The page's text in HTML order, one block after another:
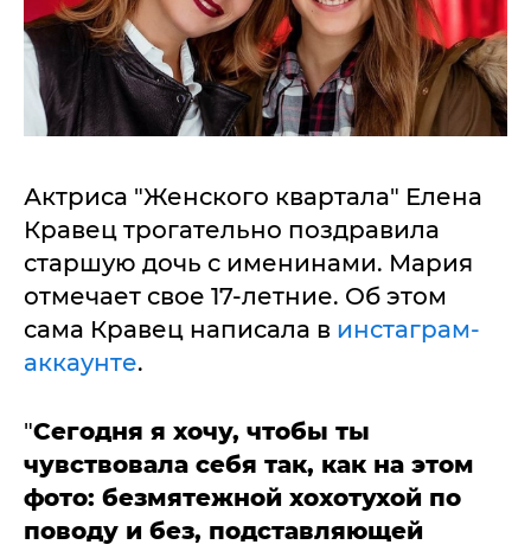
Актриса "Женского квартала" Елена
Кравец трогательно поздравила
старшую дочь с именинами. Мария
отмечает свое 17-летние. Об этом
сама Кравец написала в инстаграм-
аккаунте.
"Сегодня я хочу, чтобы ты
чувствовала себя так, как на этом
фото: безмятежной хохотухой по
поводу и без, подставляющей